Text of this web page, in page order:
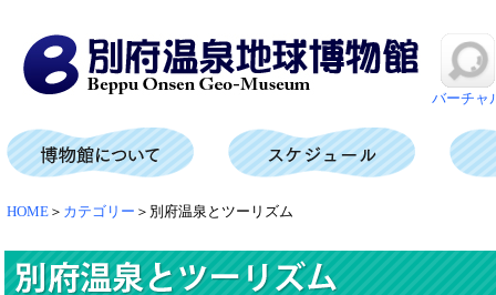
バーチャ
HOME ＞ カテゴリー ＞別府温泉とツーリズム